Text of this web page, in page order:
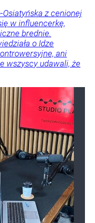
Osiatyńska z cenionej
w influencerkę,
brednie.
o Idze
ani
wszyscy udawali, że